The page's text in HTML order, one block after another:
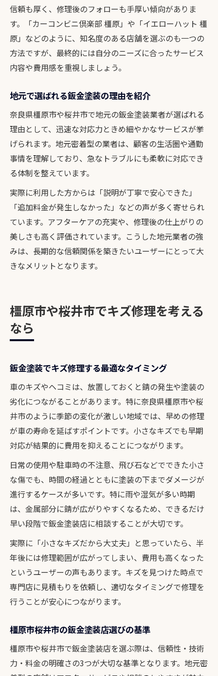
信頼も厚く、修理後のフォローも手厚い傾向がありま
す。「カーコンビニ倶楽部 橿原」や「イエローハット 橿
原」などのように、知名度のある店舗を選ぶのも一つの
方法ですが、最終的には自分のニーズに合ったサービス
内容や費用感を重視しましょう。
地元で選ばれる鈑金塗装の理由を紹介
奈良県橿原市や桜井市で地元の鈑金塗装業者が選ばれる
理由として、迅速な対応力ときめ細やかなサービスが挙
げられます。地元密着型の業者は、顧客の生活圏や通勤
事情を理解しており、急なトラブルにも柔軟に対応でき
る体制を整えています。
実際に利用した方からは「説明が丁寧で安心できた」
「追加料金が発生しなかった」などの声が多く寄せられ
ています。アフターケアの充実や、修理後の仕上がりの
美しさも高く評価されています。こうした地元業者の強
みは、長期的な信頼関係を築きたいユーザーにとって大
きなメリットとなります。
橿原市や桜井市でキズ修理を考える
なら
鈑金塗装でキズ修理する最適なタイミング
車のキズやヘコミは、放置しておくと錆の発生や塗装の
劣化につながることがあります。特に奈良県橿原市や桜
井市のように季節の変化が激しい地域では、早めの修理
が車の寿命を延ばすポイントです。小さなキズでも早期
対応が結果的に費用を抑えることにつながります。
日常の使用や駐車時の不注意、飛び石などでできた小さ
な傷でも、時間の経過とともに塗装の下までダメージが
進行するケースが多いです。特に雨や湿気が多い時期
は、金属部分に錆が広がりやすくなるため、できるだけ
早い段階で鈑金塗装店に相談することが大切です。
実際に「小さなキズだから大丈夫」と思っていたら、半
年後には修理範囲が広がってしまい、費用も高くなった
というユーザーの声もあります。キズを見つけた時点で
専門店に見積もりを依頼し、適切なタイミングで修理を
行うことが安心につながります。
橿原市桜井市の鈑金塗装店選びの基準
橿原市や桜井市で鈑金塗装店を選ぶ際は、信頼性・技術
力・料金の明確さの3つが大切な基準となります。地元密